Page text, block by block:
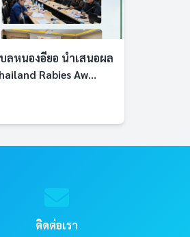
ลหนองอียอ นำเสนอผล
Rabies Aw...
ติดต่อเรา